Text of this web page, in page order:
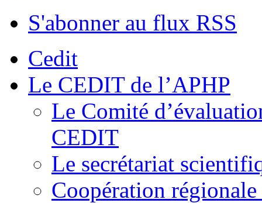
S'abonner au flux RSS
Cedit
Le CEDIT de l’APHP
Le Comité
CEDIT
Le secrétariat
Coopération